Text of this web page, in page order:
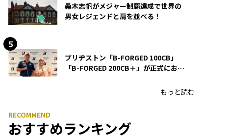
桑木志帆がメジャー制覇達成で世界の
男女レジェンドと肩を並べる！
ブリヂストン「B-FORGED 100CB」
「B-FORGED 200CB＋」が正式にお披
もっと読む
おすすめランキング